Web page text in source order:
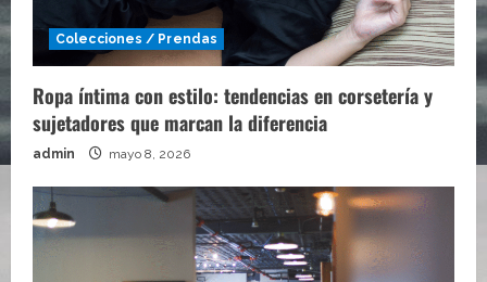
Colecciones / Prendas
Ropa íntima con estilo: tendencias en corsetería y
sujetadores que marcan la diferencia
admin mayo 8, 2026